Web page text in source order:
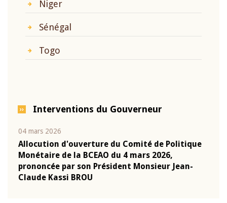
Niger
Sénégal
Togo
Interventions du Gouverneur
04 mars 2026
Allocution d'ouverture du Comité de Politique
Monétaire de la BCEAO du 4 mars 2026,
prononcée par son Président Monsieur Jean-
Claude Kassi BROU